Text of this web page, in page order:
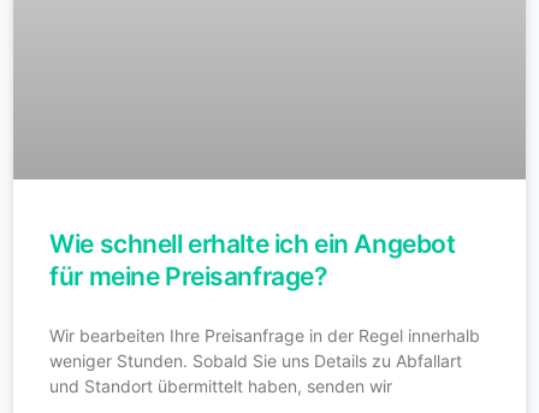
Wie schnell erhalte ich ein Angebot
für meine Preisanfrage?
Wir bearbeiten Ihre Preisanfrage in der Regel innerhalb
weniger Stunden. Sobald Sie uns Details zu Abfallart
und Standort übermittelt haben, senden wir